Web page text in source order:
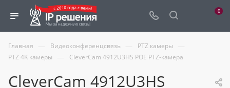
0
Главная — Видеоконференцсвязь — PTZ камеры —
PTZ 4K камеры — CleverCam 4912U3HS POE PTZ-камера
CleverCam 4912U3HS